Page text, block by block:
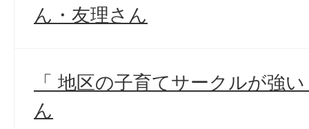
ん・友理さん
「 地区の子育てサークルが強
ん